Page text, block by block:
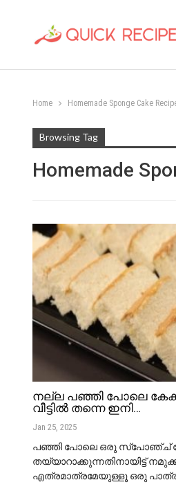
Home Homemade Sponge Cake
Browsing Tag
Homemade
നല്ല പഞ്ഞി പോലെ കേക്ക്
വീട്ടിൽ തന്നെ ഇനി…
Jan 25, 2025
പഞ്ഞി പോലെ ഒരു സ്പോഞ്ച്
തയ്യാറാക്കുന്നതിനായിട്ട്
എത്രമാത്രമേയുള്ളൂ ഒരു